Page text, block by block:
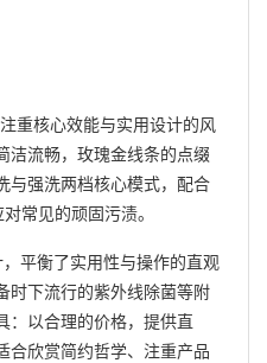
重核心效能与实用设计的风
洁流畅，玫瑰金线条的点缀
与强洗两档核心模式，配合
常见的顽固污渍。
平衡了实用性与操作的直观
时下流行的紫外线除菌等附
：以合理的价格，提供直
合欣赏简约哲学、注重产品